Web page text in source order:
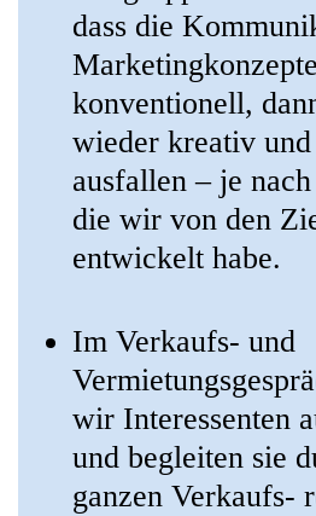
dass die
konventionell,
wieder kreativ
ausfallen – je
die wir von den
entwickelt habe.
Im Verkaufs- und
wir Interessenten
und begleiten sie
ganzen Verkaufs-